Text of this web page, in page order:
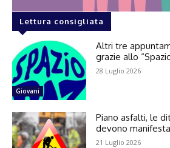
Lettura consigliata
Giovani
Altri tre
grazie allo
28 Luglio 2026
Piano asfalti, le
devono
21 Luglio 2026